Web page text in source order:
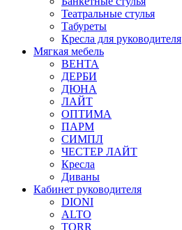
Театральные стулья
Табуреты
Кресла для руководителя
Мягкая мебель
ВЕНТА
ДЕРБИ
ДЮНА
ЛАЙТ
ОПТИМА
ПАРМ
СИМПЛ
ЧЕСТЕР ЛАЙТ
Кресла
Диваны
Кабинет руководителя
DIONI
ALTO
TORR